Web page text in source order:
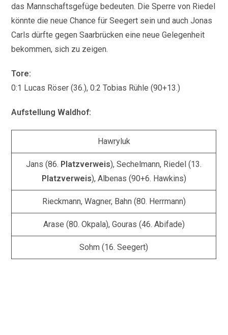
das Mannschaftsgefüge bedeuten. Die Sperre von Riedel
könnte die neue Chance für Seegert sein und auch Jonas
Carls dürfte gegen Saarbrücken eine neue Gelegenheit
bekommen, sich zu zeigen.
Tore:
0:1 Lucas Röser (36.), 0:2 Tobias Rühle (90+13.)
Aufstellung Waldhof:
Hawryluk
Jans (86. Platzverweis), Sechelmann, Riedel (13.
Platzverweis), Albenas (90+6. Hawkins)
Rieckmann, Wagner, Bahn (80. Herrmann)
Arase (80. Okpala), Gouras (46. Abifade)
Sohm (16. Seegert)